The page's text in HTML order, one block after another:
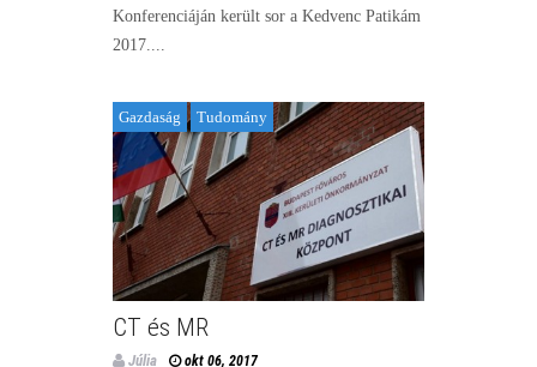
Konferenciáján került sor a Kedvenc Patikám
2017....
Gazdaság Tudomány
CT és MR
Júlia okt 06, 2017